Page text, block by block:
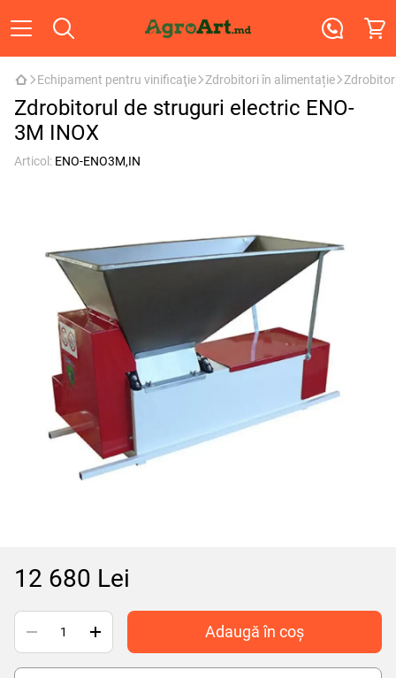
Echipament pentru vinificaţie Zdrobitori în alimentație
Zdrobitorul de struguri electric ENO-
3M INOX
Articol: ENO-ENO3M,IN
12 680 Lei
Adaugă în coș